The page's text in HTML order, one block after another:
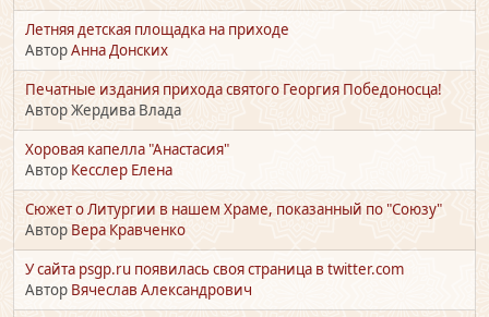
Летняя детская площадка на приходе
АвторАнна Донских
Печатные издания прихода святого Георгия Победоносца!
Автор Жердива Влада
Хоровая капелла "Анастасия"
Автор Кесслер Елена
Сюжет о Литургии в нашем Храме, показанный по "Союзу"
Автор Вера Кравченко
У сайта psgp.ru появилась своя страница в twitter.com
Автор Вячеслав Александрович